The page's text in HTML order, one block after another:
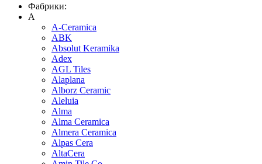
Фабрики:
A
A-Ceramica
ABK
Absolut Keramika
Adex
AGL Tiles
Alaplana
Alborz Ceramic
Aleluia
Alma
Alma Ceramica
Almera Ceramica
Alpas Cera
AltaCera